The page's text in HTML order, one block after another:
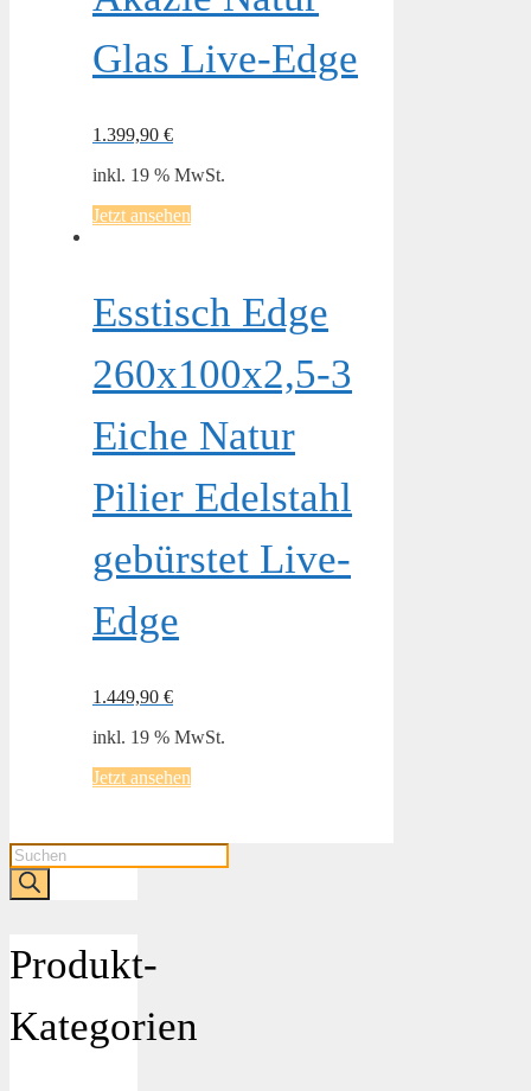
Glas Live-Edge
1.399,90 €
inkl. 19 % MwSt.
Jetzt ansehen
Esstisch Edge
260x100x2,5-3
Eiche Natur
Pilier Edelstahl
gebürstet Live-
Edge
1.449,90 €
inkl. 19 % MwSt.
Jetzt ansehen
Products
search
Produkt-
Kategorien